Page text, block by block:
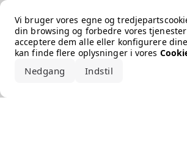
Vi bruger vores egne og
din browsing og forbedre vores
acceptere dem alle eller konfigurere
kan finde flere oplysninger i vores
Nedgang Indstil
Error loading